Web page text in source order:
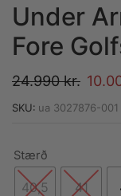
Under
Fore
24.990kr.
SKU: ua 3027876-001
Stærð
40,5 41